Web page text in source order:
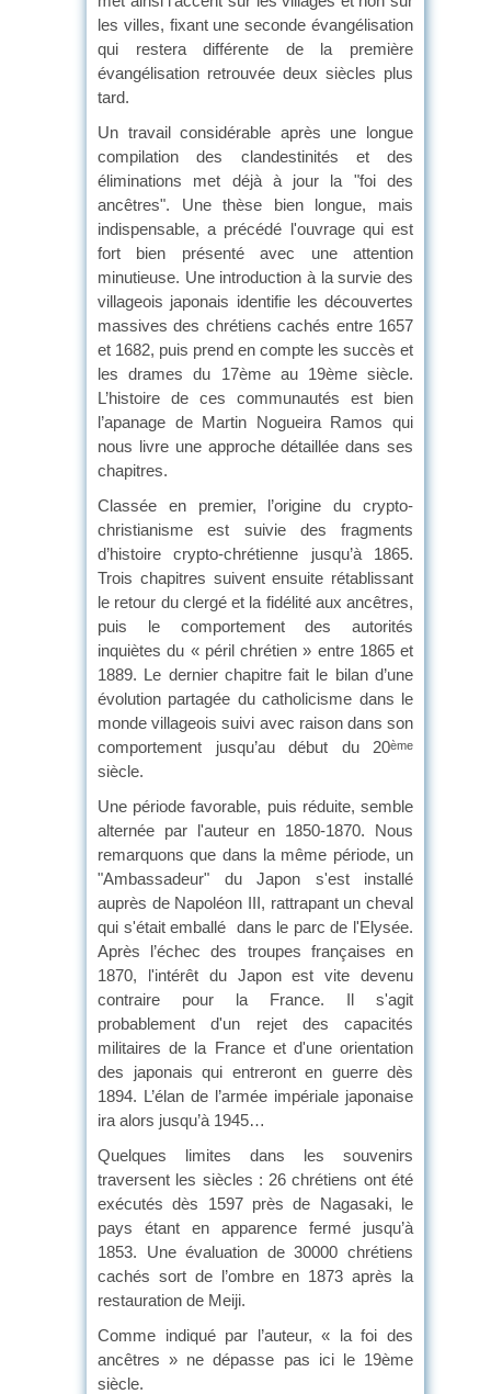
les villes, fixant une seconde évangélisation
qui restera différente de la première
évangélisation retrouvée deux siècles plus
tard.
Un travail considérable après une longue
compilation des clandestinités et des
éliminations met déjà à jour la "foi des
ancêtres". Une thèse bien longue, mais
indispensable, a précédé l'ouvrage qui est
fort bien présenté avec une attention
minutieuse. Une introduction à la survie des
villageois japonais identifie les découvertes
massives des chrétiens cachés entre 1657
et 1682, puis prend en compte les succès et
les drames du 17ème au 19ème siècle.
L’histoire de ces communautés est bien
l’apanage de Martin Nogueira Ramos qui
nous livre une approche détaillée dans ses
chapitres.
Classée en premier, l’origine du crypto-
christianisme est suivie des fragments
d’histoire crypto-chrétienne jusqu’à 1865.
Trois chapitres suivent ensuite rétablissant
le retour du clergé et la fidélité aux ancêtres,
puis le comportement des autorités
inquiètes du « péril chrétien » entre 1865 et
1889. Le dernier chapitre fait le bilan d’une
évolution partagée du catholicisme dans le
monde villageois suivi avec raison dans son
comportement jusqu’au début du 20ème
siècle.
Une période favorable, puis réduite, semble
alternée par l'auteur en 1850-1870. Nous
remarquons que dans la même période, un
"Ambassadeur" du Japon s'est installé
auprès de Napoléon III, rattrapant un cheval
qui s'était emballé dans le parc de l'Elysée.
Après l’échec des troupes françaises en
1870, l'intérêt du Japon est vite devenu
contraire pour la France. Il s'agit
probablement d'un rejet des capacités
militaires de la France et d'une orientation
des japonais qui entreront en guerre dès
1894. L’élan de l’armée impériale japonaise
ira alors jusqu’à 1945…
Quelques limites dans les souvenirs
traversent les siècles : 26 chrétiens ont été
exécutés dès 1597 près de Nagasaki, le
pays étant en apparence fermé jusqu’à
1853. Une évaluation de 30000 chrétiens
cachés sort de l’ombre en 1873 après la
restauration de Meiji.
Comme indiqué par l’auteur, « la foi des
ancêtres » ne dépasse pas ici le 19ème
siècle.